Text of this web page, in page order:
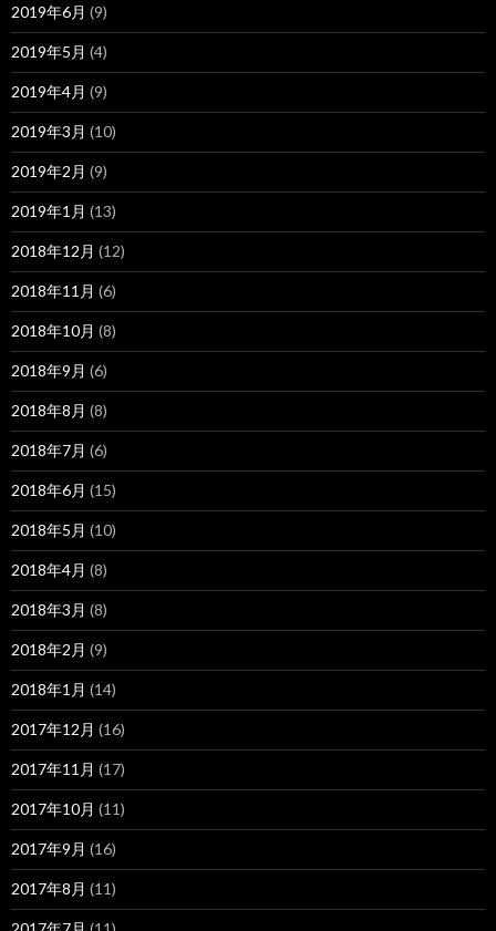
2019年6月 (9)
2019年5月 (4)
2019年4月 (9)
2019年3月 (10)
2019年2月 (9)
2019年1月 (13)
2018年12月 (12)
2018年11月 (6)
2018年10月 (8)
2018年9月 (6)
2018年8月 (8)
2018年7月 (6)
2018年6月 (15)
2018年5月 (10)
2018年4月 (8)
2018年3月 (8)
2018年2月 (9)
2018年1月 (14)
2017年12月 (16)
2017年11月 (17)
2017年10月 (11)
2017年9月 (16)
2017年8月 (11)